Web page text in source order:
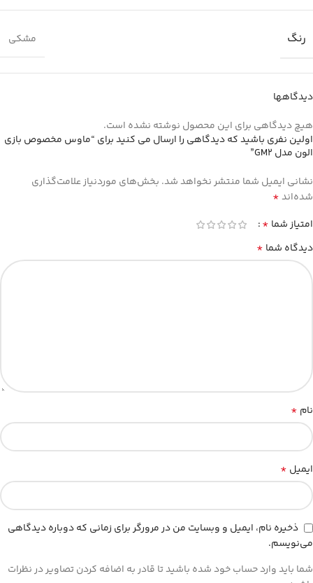
رنگ مشکی
دیدگاهها
هیچ دیدگاهی برای این محصول نوشته نشده است.
اولین نفری باشید که دیدگاهی را ارسال می کنید برای “ماوس مخصوص بازی
الون مدل GM2”
نشانی ایمیل شما منتشر نخواهد شد. بخش‌های موردنیاز علامت‌گذاری
شده‌اند*
امتیاز شما *
دیدگاه شما *
نام *
ایمیل *
ذخیره نام، ایمیل و وبسایت من در مرورگر برای زمانی که دوباره دیدگاهی
می‌نویسم.
شما باید وارد حساب خود شده باشید تا قادر به اضافه کردن تصاویر در نظرات